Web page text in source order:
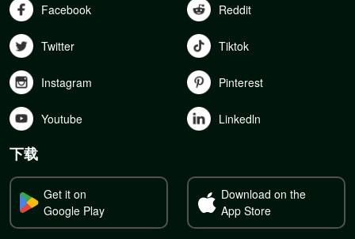
Facebook Reddit
Twitter Tiktok
Instagram Pinterest
Youtube Linkedln
下载
Get it on
Google Play
Download on the
App Store